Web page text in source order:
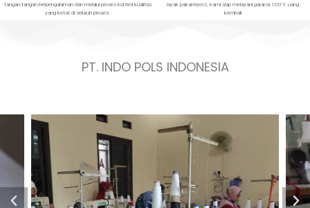
tangan-tangan berpengalaman dan melalui proses kontrol kualitas
yang ketat di seluruh proses.
layak pakai/reject, kami siap melayani garansi 100% uang
kembali
PT. INDO POLS INDONESIA